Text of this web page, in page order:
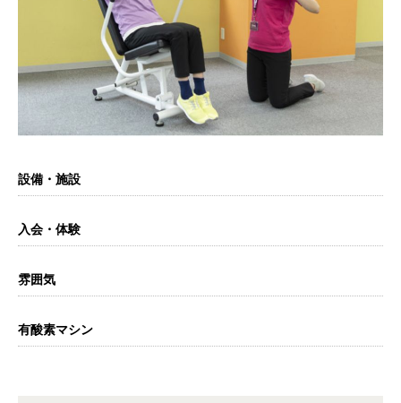
設備・施設
入会・体験
雰囲気
有酸素マシン